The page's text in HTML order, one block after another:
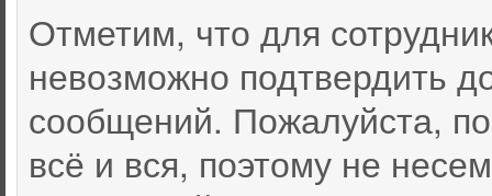
Отметим, что для
невозможно подтвердить
сообщений. Пожалуйста,
всё и вся, поэтому не